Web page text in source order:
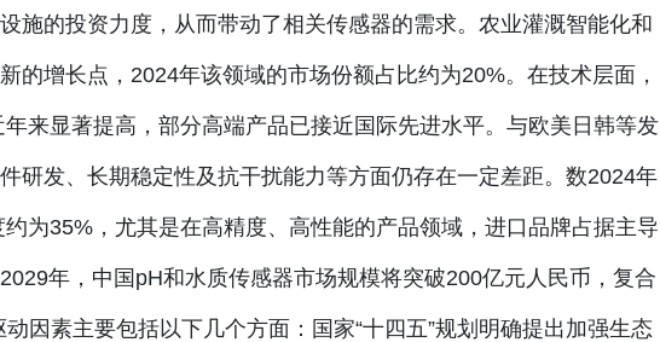
施的投资力度，从而带动了相关传感器的需求。农业灌溉智能化和
的增长点，2024年该领域的市场份额占比约为20%。在技术层面，
年来显著提高，部分高端产品已接近国际先进水平。与欧美日韩等发
研发、长期稳定性及抗干扰能力等方面仍存在一定差距。数2024年
约为35%，尤其是在高精度、高性能的产品领域，进口品牌占据主导
年，中国pH和水质传感器市场规模将突破200亿元人民币，复合
因素主要包括以下几个方面：国家“十四五”规划明确提出加强生态